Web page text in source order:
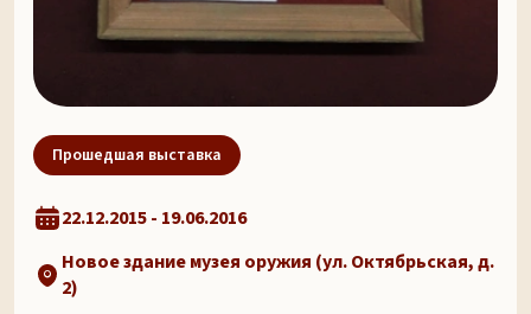
Прошедшая выставка
22.12.2015 - 19.06.2016
Новое здание музея оружия (ул. Октябрьская, д.
2)